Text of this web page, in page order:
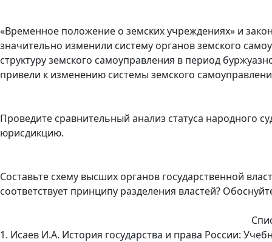
«Временное положение о земских учреждениях» и
значительно изменили систему органов земского
структуру земского самоуправления в период
привели к изменению системы земского
Проведите сравнительный анализ статуса народного
юрисдикцию.
Составьте схему высших органов государственной
соответствует принципу разделения властей?
1. Исаев И.А. История государства и права России: